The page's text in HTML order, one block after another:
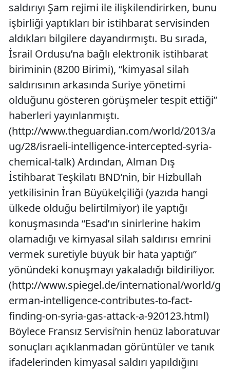
saldırıyı Şam rejimi ile ilişkilendirirken, bunu
işbirliği yaptıkları bir istihbarat servisinden
aldıkları bilgilere dayandırmıştı. Bu sırada,
İsrail Ordusu’na bağlı elektronik istihbarat
biriminin (8200 Birimi), “kimyasal silah
saldırısının arkasında Suriye yönetimi
olduğunu gösteren görüşmeler tespit ettiği”
haberleri yayınlanmıştı.
(http://www.theguardian.com/world/2013/a
ug/28/israeli-intelligence-intercepted-syria-
chemical-talk) Ardından, Alman Dış
İstihbarat Teşkilatı BND’nin, bir Hizbullah
yetkilisinin İran Büyükelçiliği (yazıda hangi
ülkede olduğu belirtilmiyor) ile yaptığı
konuşmasında “Esad’ın sinirlerine hakim
olamadığı ve kimyasal silah saldırısı emrini
vermek suretiyle büyük bir hata yaptığı”
yönündeki konuşmayı yakaladığı bildiriliyor.
(http://www.spiegel.de/international/world/g
erman-intelligence-contributes-to-fact-
finding-on-syria-gas-attack-a-920123.html)
Böylece Fransız Servisi’nin henüz laboratuvar
sonuçları açıklanmadan görüntüler ve tanık
ifadelerinden kimyasal saldırı yapıldığını